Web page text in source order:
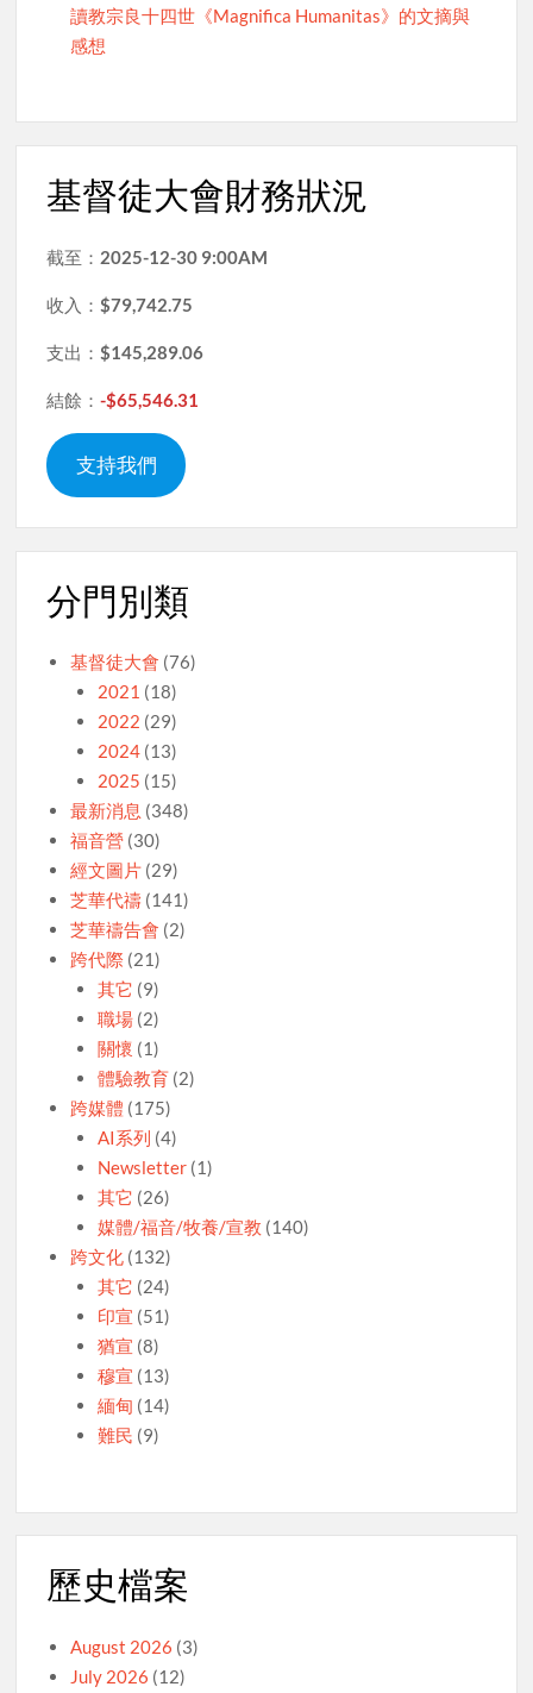
讀教宗良十四世《Magnifica Humanitas》的文摘與
感想
基督徒大會財務狀況
截至： 2025-12-30 9:00AM
收入：$79,742.75
支出：$145,289.06
結餘：-$65,546.31
支持我們
分門別類
基督徒大會 (76)
2021 (18)
2022 (29)
2024(13)
2025 (15)
最新消息 (348)
福音營 (30)
經文圖片 (29)
芝華代禱 (141)
芝華禱告會 (2)
跨代際 (21)
其它 (9)
職場(2)
關懷 (1)
體驗教育(2)
跨媒體 (175)
AI系列 (4)
Newsletter(1)
其它 (26)
媒體/福音/牧養/宣教 (140)
跨文化 (132)
其它 (24)
印宣 (51)
猶宣 (8)
穆宣 (13)
緬甸 (14)
難民 (9)
歷史檔案
August 2026 (3)
July 2026 (12)